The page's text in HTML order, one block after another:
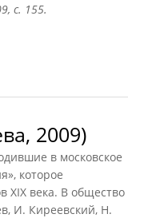
с. 155.
2009)
в московское
которое
XIX века. В общество
И. Киреевский, Н.